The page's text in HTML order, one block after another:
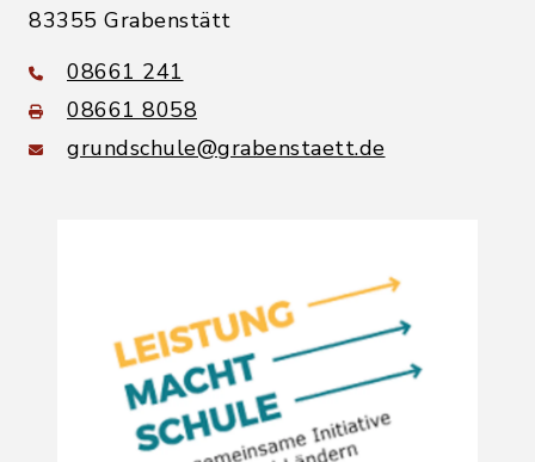
83355 Grabenstätt
08661 241
08661 8058
grundschule@grabenstaett.de